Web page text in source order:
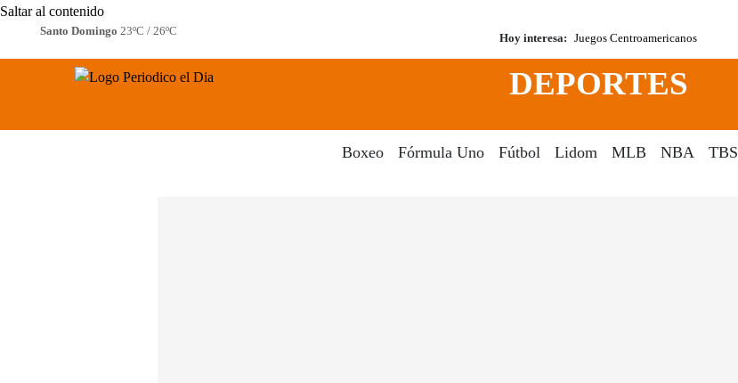
Saltar al contenido
Santo Domingo 23ºC / 26ºC
Hoy interesa: Juegos Centroamericanos
DEPORTES
Boxeo Fórmula Uno Fútbol Lidom MLB NBA TBS